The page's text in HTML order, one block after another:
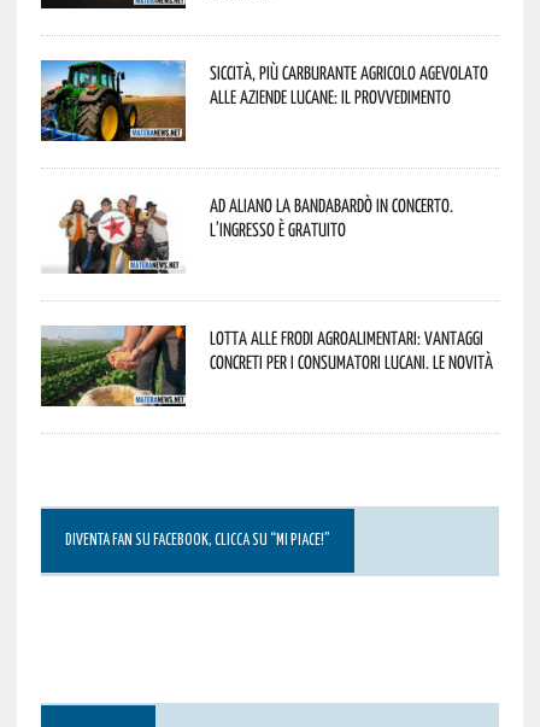
Siccità, più carburante agricolo agevolato
alle aziende lucane: il provvedimento
Ad Aliano la Bandabardò in concerto.
L’ingresso è gratuito
Lotta alle frodi agroalimentari: vantaggi
concreti per i consumatori lucani. Le novità
DIVENTA FAN SU FACEBOOK, CLICCA SU “MI PIACE!”